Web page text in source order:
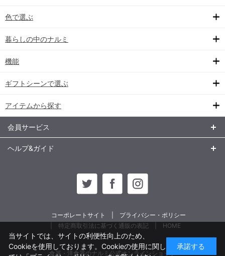
色で選ぶ
暮らしの中のナルミ
機能
ギフトシーンで選ぶ
アイテムから探す
会員サービス
ヘルプ&ガイド
コーポレートサイト
プライバシー・ポリシー
特定商取引法に基づく通販の表記
HOME
食器・洋食器のナルミ公式オンラインショップ
当サイトでは、サイトの利便性向上のため、
Cookieを使用しております。Cookieの使用に関し
承諾する